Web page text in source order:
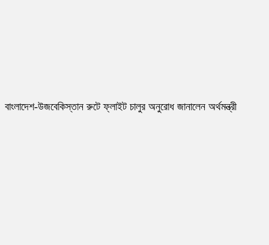
বাংলাদেশ-উজবেকিস্তান রুটে ফ্লাইট চালুর অনুরোধ জানালেন অর্থমন্ত্রী